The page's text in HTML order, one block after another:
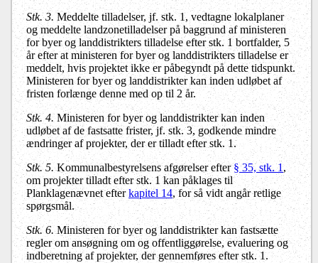
Stk. 3. Meddelte tilladelser, jf. stk. 1, vedtagne lokalplaner
og meddelte landzonetilladelser på baggrund af ministeren
for byer og landdistrikters tilladelse efter stk. 1 bortfalder, 5
år efter at ministeren for byer og landdistrikters tilladelse er
meddelt, hvis projektet ikke er påbegyndt på dette tidspunkt.
Ministeren for byer og landdistrikter kan inden udløbet af
fristen forlænge denne med op til 2 år.
Stk. 4.Ministeren for byer og landdistrikter kan inden
udløbet af de fastsatte frister, jf. stk. 3, godkende mindre
ændringer af projekter, der er tilladt efter stk. 1.
Stk. 5.Kommunalbestyrelsens afgørelser efter§ 35, stk. 1 ,
om projekter tilladt efter stk. 1 kan påklages til
Planklagenævnet efterkapitel 14, for så vidt angår retlige
spørgsmål.
Stk. 6.Ministeren for byer og landdistrikter kan fastsætte
regler om ansøgning om og offentliggørelse, evaluering og
indberetning af projekter, der gennemføres efter stk. 1.